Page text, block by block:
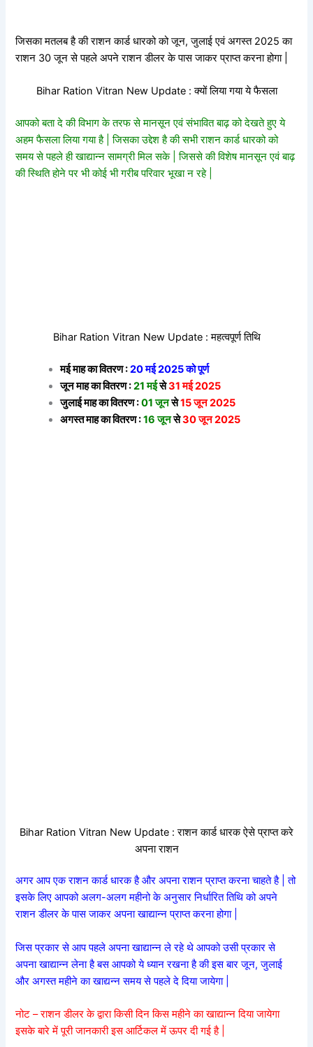
जिसका मतलब है की राशन कार्ड धारको को जून, जुलाई एवं अगस्त 2025 का
राशन 30 जून से पहले अपने राशन डीलर के पास जाकर प्राप्त करना होगा |
Bihar Ration Vitran New Update : क्यों लिया गया ये फैसला
आपको बता दे की विभाग के तरफ से मानसून एवं संभावित बाढ़ को देखते हुए ये
अहम फैसला लिया गया है | जिसका उद्देश है की सभी राशन कार्ड धारको को
समय से पहले ही खाद्यान्न सामग्री मिल सके | जिससे की विशेष मानसून एवं बाढ़
की स्थिति होने पर भी कोई भी गरीब परिवार भूखा न रहे |
Bihar Ration Vitran New Update : महत्वपूर्ण तिथि
मई माह का वितरण :20 मई 2025 को पूर्ण
जून माह का वितरण :21 मईसे31 मई 2025
जुलाई माह का वितरण :01 जूनसे15 जून 2025
अगस्त माह का वितरण :16 जूनसे30 जून 2025
Bihar Ration Vitran New Update : राशन कार्ड धारक ऐसे प्राप्त करे
अपना राशन
अगर आप एक राशन कार्ड धारक है और अपना राशन प्राप्त करना चाहते है | तो
इसके लिए आपको अलग-अलग महीनो के अनुसार निर्धारित तिथि को अपने
राशन डीलर के पास जाकर अपना खाद्यान्न प्राप्त करना होगा |
जिस प्रकार से आप पहले अपना खाद्यान्न ले रहे थे आपको उसी प्रकार से
अपना खाद्यान्न लेना है बस आपको ये ध्यान रखना है की इस बार जून, जुलाई
और अगस्त महीने का खाद्यन्न समय से पहले दे दिया जायेगा |
नोट – राशन डीलर के द्वारा किसी दिन किस महीने का खाद्यान्न दिया जायेगा
इसके बारे में पूरी जानकारी इस आर्टिकल में ऊपर दी गई है |